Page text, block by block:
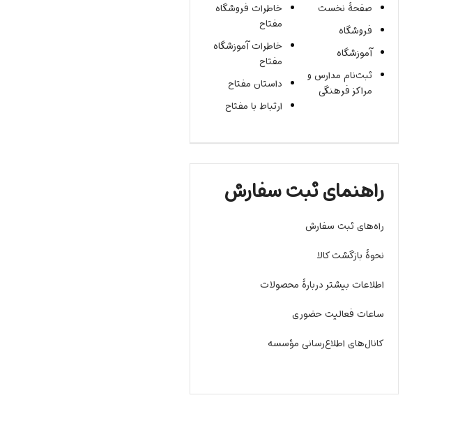
صفحۀ نخست
فروشگاه
آموزشگاه
ثبت‌نام مدارس و
مراکز فرهنگی
خاطرات فروشگاه
مفتاح
خاطرات آموزشگاه
مفتاح
داستان مفتاح
ارتباط با مفتاح
راهنمای ثبت سفارش
راه‌های ثبت سفارش
نحوۀ بازگشت کالا
اطلاعات بیشتر دربارۀ محصولات
ساعات فعالیت حضوری
کانال‌های اطلاع‌رسانی مؤسسه